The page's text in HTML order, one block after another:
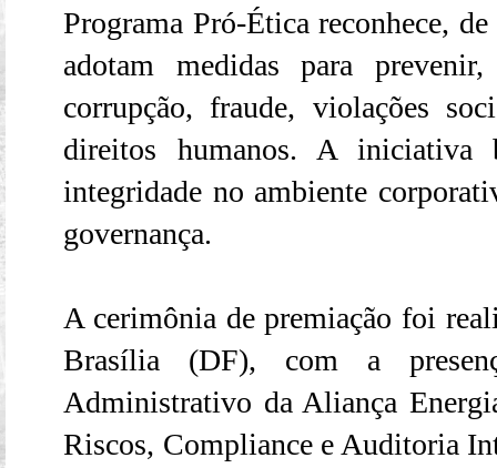
Programa Pró-Ética reconhece,
adotam medidas para
corrupção, fraude, violações
direitos humanos. A iniciativa
integridade no ambiente
governança.
A cerimônia de premiação foi
Brasília (DF), com a
Administrativo da Aliança
Riscos, Compliance e Auditoria